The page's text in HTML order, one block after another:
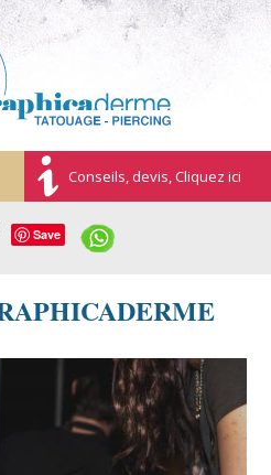
Conseils, devis, Cliquez ici
Save